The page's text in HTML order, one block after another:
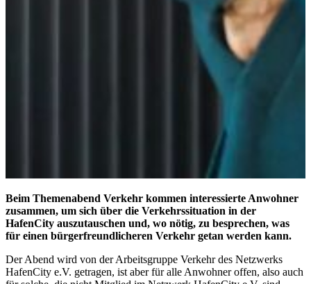
Beim Themenabend Verkehr kommen interessierte Anwohner
zusammen, um sich über die Verkehrssituation in der
HafenCity auszutauschen und, wo nötig, zu besprechen, was
für einen bürgerfreundlicheren Verkehr getan werden kann.
Der Abend wird von der Arbeitsgruppe Verkehr des Netzwerks
HafenCity e.V. getragen, ist aber für alle Anwohner offen, also auch